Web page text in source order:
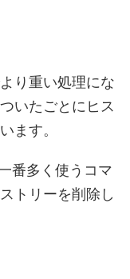
り重い処理にな
いたごとにヒス
ます。
番多く使うコマ
トリーを削除し